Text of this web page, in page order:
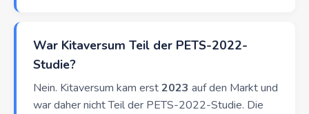
War Kitaversum Teil der PETS-2022-
Studie?
Nein. Kitaversum kam erst2023 auf den Markt und
war daher nicht Teil der PETS-2022-Studie. Die